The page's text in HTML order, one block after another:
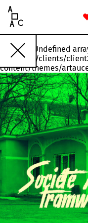
Art Au Centre
Rawette#18
Installation, États n°1 et
Joelle Jakubiak
56 Rue Saint-Gilles
Chronoxyles.
Ida Ferrand
16 Rue du Palais
Warning
: Undefined
/var/www/clients/
content/themes/